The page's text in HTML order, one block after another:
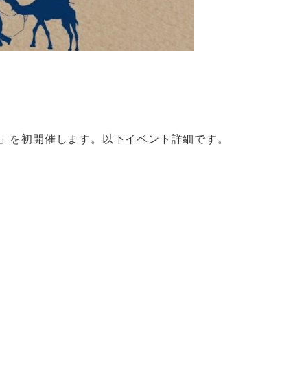
初開催します。以下イベント詳細です。